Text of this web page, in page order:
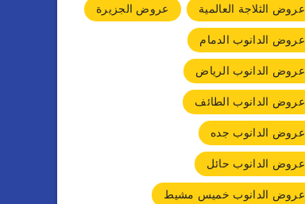
عروض الثلاجة العالمية
عروض الجزيرة
عروض الدانوب الدمام
عروض الدانوب الرياض
عروض الدانوب الطائف
عروض الدانوب جده
عروض الدانوب حائل
عروض الدانوب خميس مشيط